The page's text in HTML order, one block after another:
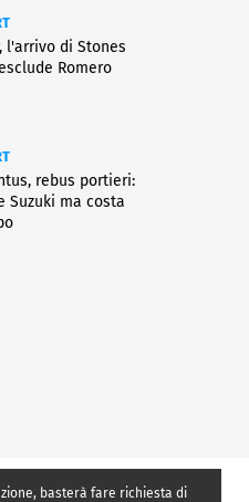
l'arrivo di Stones
Romero
rebus portieri:
Suzuki ma costa
basterà fare richiesta di